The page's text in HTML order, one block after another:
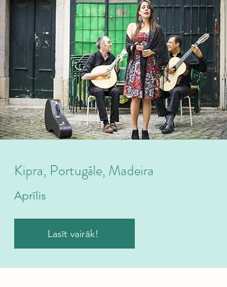
Kipra, Portugāle, Madeira
Aprīlis
Lasīt vairāk!